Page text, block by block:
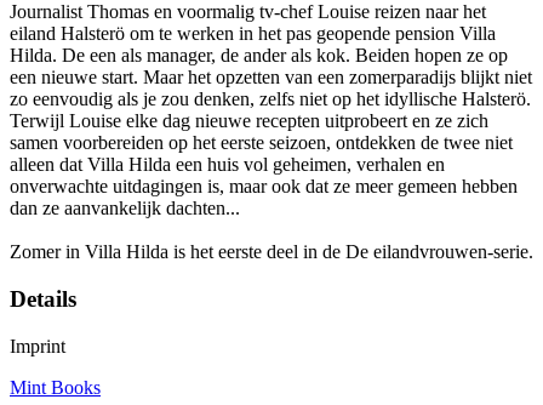
Journalist Thomas en voormalig tv-chef Louise reizen naar het
eiland Halsterö om te werken in het pas geopende pension Villa
Hilda. De een als manager, de ander als kok. Beiden hopen ze op
een nieuwe start. Maar het opzetten van een zomerparadijs blijkt niet
zo eenvoudig als je zou denken, zelfs niet op het idyllische Halsterö.
Terwijl Louise elke dag nieuwe recepten uitprobeert en ze zich
samen voorbereiden op het eerste seizoen, ontdekken de twee niet
alleen dat Villa Hilda een huis vol geheimen, verhalen en
onverwachte uitdagingen is, maar ook dat ze meer gemeen hebben
dan ze aanvankelijk dachten...
Zomer in Villa Hilda is het eerste deel in de De eilandvrouwen-serie.
Details
Imprint
Mint Books